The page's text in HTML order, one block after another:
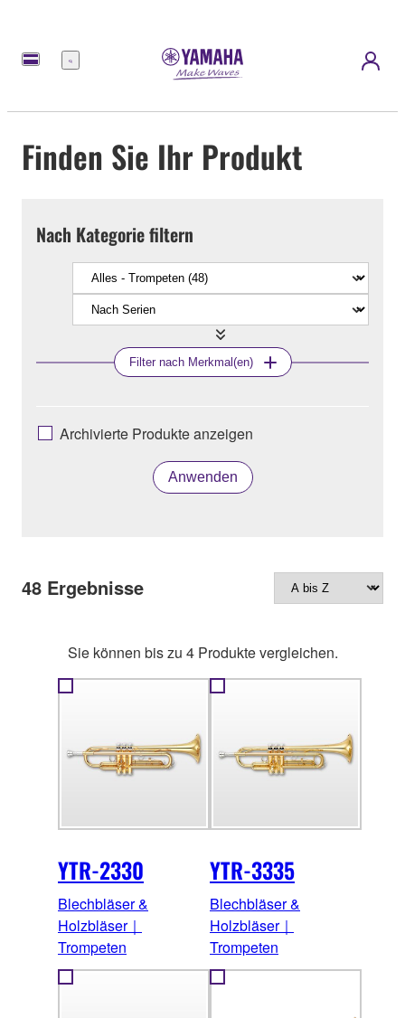
Menü
Finden Sie Ihr Produkt
Nach Kategorie filtern
Filter nach Merkmal(en)
Archivierte Produkte anzeigen
Anwenden
48 Ergebnisse
Sie können bis zu 4 Produkte vergleichen.
YTR-2330
Blechbläser &
Holzbläser｜
Trompeten
YTR-3335
Blechbläser &
Holzbläser｜
Trompeten